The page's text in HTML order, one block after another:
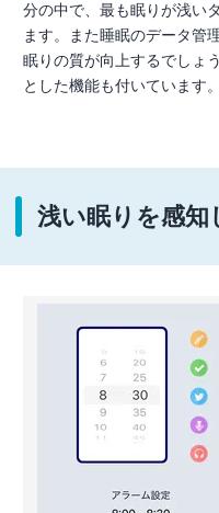
分の中で、最も眠りが浅い
ます。また睡眠のデータ管
眠りの質が向上するでしょ
とした機能も付いています。
浅い眠りを感知